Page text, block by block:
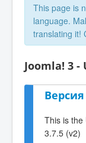
This page is
language.
translating it!
Joomla! 3 -
Версия
This is the
3.7.5 (v2)